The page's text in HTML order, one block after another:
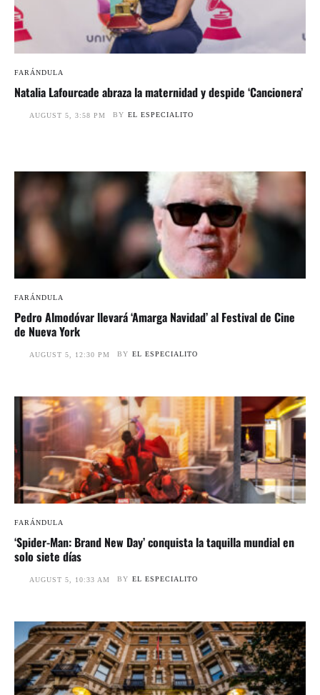
FARÁNDULA
Natalia Lafourcade abraza la maternidad y despide ‘Cancionera’
AUGUST 5, 3:58 PM BY EL ESPECIALITO
FARÁNDULA
Pedro Almodóvar llevará ‘Amarga Navidad’ al Festival de Cine
de Nueva York
AUGUST 5, 12:30 PM BY EL ESPECIALITO
FARÁNDULA
‘Spider-Man: Brand New Day’ conquista la taquilla mundial en
solo siete días
AUGUST 5, 10:33 AM BY EL ESPECIALITO